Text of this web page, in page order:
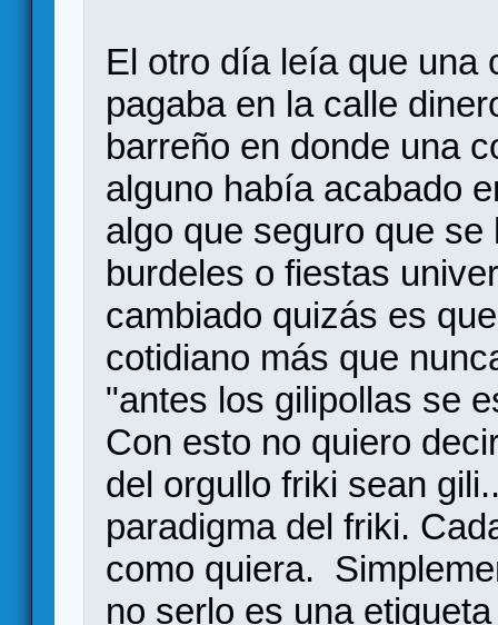
El otro día leía que una
pagaba en la calle
barreño en donde una
alguno había acabado
algo que seguro que
burdeles o fiestas
cambiado quizás es
cotidiano más que
"antes los gilipollas se
Con esto no quiero
del orgullo friki sean
paradigma del friki.
como quiera.
no serlo es una